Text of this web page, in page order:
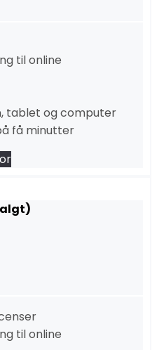
til online
tablet og computer
få minutter
til online